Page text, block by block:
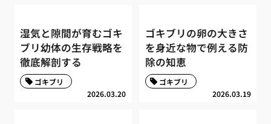
湿気と隙間が育むゴキ
ブリ幼体の生存戦略を
徹底解剖する
2026.03.20
ゴキブリ
ゴキブリの卵の大きさ
を身近な物で例える防
除の知恵
2026.03.19
ゴキブリ